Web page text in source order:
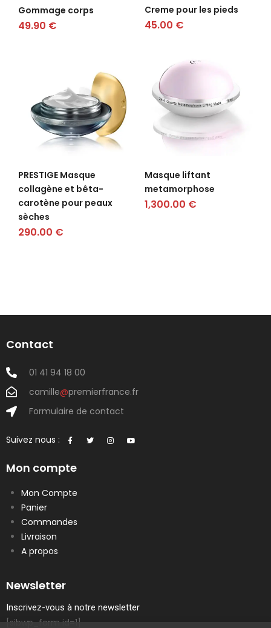
Gommage corps
49.90 €
Creme pour les pieds
45.00 €
PRESTIGE Masque
collagène et bêta-
carotène pour peaux
sèches
290.00 €
Masque liftant
metamorphose
1,300.00 €
Contact
01 41 94 18 00
camille@premierfrance.fr
Formulaire de contact
Suivez nous :
Mon compte
Mon Compte
Panier
Commandes
Livraison
A propos
Newsletter
Inscrivez-vous à notre newsletter
[sibwp_form id=1]